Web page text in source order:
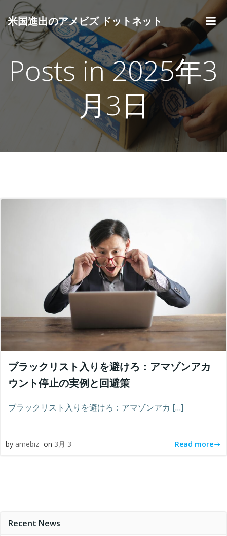
ン
テ
ン
ツ
へ
ス
ッ
プ
米国進出のアメビズ ドットネット
Posts in 2025年3
月3日
ブラックリスト入りを避けろ：アマゾンアカ
ウント停止の実例と回避策
ブラックリスト入りを避けろ：アマゾンアカ […]
by amebiz on 3月 3 Read more
Recent News